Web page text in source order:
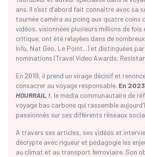
ans. Il s’est d’abord fait connaître avec sa
tournée caméra au poing aux quatre coins
vidéos, visionnées plusieurs millions de fois
critique, ont été relayées dans de
Info, Nat Geo, Le Point...) et distinguées
nominations (Travel Video Awards,
En 2019, il prend un virage décisif et
consacrer au voyage responsable. En
HOURRAIL !, le média communautaire de
voyage bas carbone qui rassemble
passionnés sur ses différents réseaux
A travers ses articles, ses vidéos et
décrypte avec rigueur et pédagogie les
au climat et au transport ferroviaire. Son